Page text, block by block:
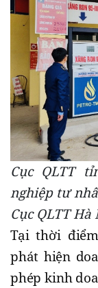
Cục QLTT
nghiệp tư
Cục QLTT Hà
Tại thời
phát hiện
phép kinh